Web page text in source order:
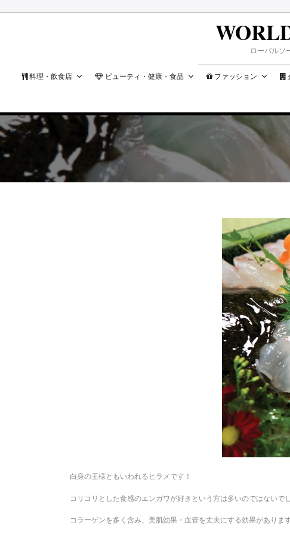
ローバルソ
料理・飲食店 ビューティ・健康・食品 ファッション
白身の王様ともいわれるヒラメです！
コリコリとした食感のエンガワが好きという方は多いのではないで
コラーゲンを多く含み、美肌効果・血管を丈夫にする効果があります